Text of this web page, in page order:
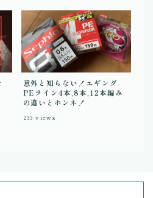
意外と知らない！エギング
PEライン4本,8本,12本編み
の違いとホンネ！
233 views